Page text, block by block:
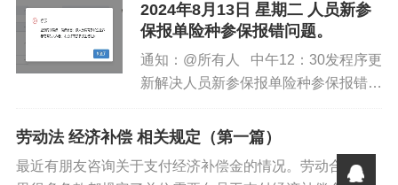
2024年8月13日 星期二 人员新参
保报单险种参保报错问题。
通知：@所有人 中午12：30发程序更
新解决人员新参保报单险种参保报错问
劳动法 经济补偿 相关规定（第一篇）
最近有朋友咨询关于支付经济补偿金的情况。劳动合同法